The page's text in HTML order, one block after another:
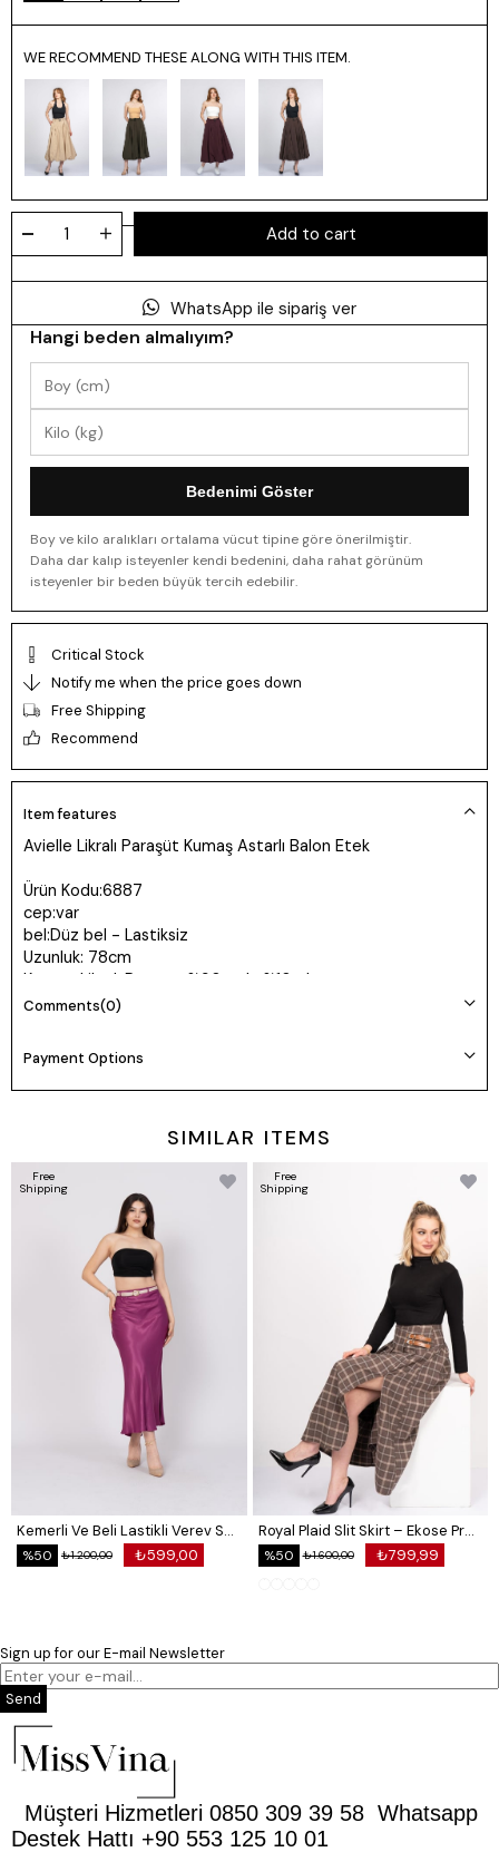
WE RECOMMEND THESE ALONG WITH THIS ITEM.
WhatsApp ile sipariş ver
Hangi beden almalıyım?
Bedenimi Göster
Boy ve kilo aralıkları ortalama vücut tipine göre önerilmiştir.
Daha dar kalıp isteyenler kendi bedenini, daha rahat görünüm
isteyenler bir beden büyük tercih edebilir.
Critical Stock
Notify me when the price goes down
Free Shipping
Recommend
Item features
Avielle Likralı Paraşüt Kumaş Astarlı Balon Etek
Ürün Kodu:6887
cep:var
bel:Düz bel - Lastiksiz
Uzunluk: 78cm
Kumaş: Likralı Paraşüt %90 poly %10 elestan
Beden seçimi vücut tipine göre değişiklik gösterebilir.
Daha rahat kalıp isteyenler bir beden büyük tercih edebilir.
Comments(0)
Payment Options
SIMILAR ITEMS
Kemerli Ve Beli Lastikli Verev Saten Etek 6791
₺599,00
₺1.200,00
%50
Free
Shipping
Royal Plaid Slit Skirt – Ekose Premium Long Skirt 6831
₺799,99
₺1.600,00
%50
Free
Shipping
Sign up for our E-mail Newsletter
Send
Müşteri Hizmetleri 0850 309 39 58 Whatsapp
Destek Hattı +90 553 125 10 01